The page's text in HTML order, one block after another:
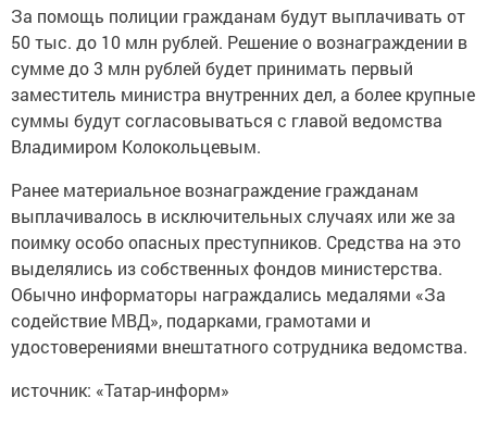
За помощь полиции гражданам будут выплачивать от
50 тыс. до 10 млн рублей. Решение о вознаграждении в
сумме до 3 млн рублей будет принимать первый
заместитель министра внутренних дел, а более крупные
суммы будут согласовываться с главой ведомства
Владимиром Колокольцевым.
Ранее материальное вознаграждение гражданам
выплачивалось в исключительных случаях или же за
поимку особо опасных преступников. Средства на это
выделялись из собственных фондов министерства.
Обычно информаторы награждались медалями «За
содействие МВД», подарками, грамотами и
удостоверениями внештатного сотрудника ведомства.
источник: «Татар-информ»